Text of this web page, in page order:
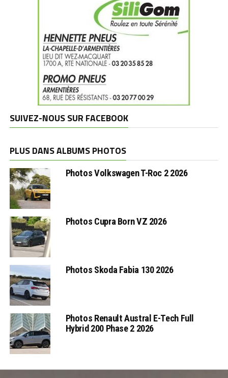
SUIVEZ-NOUS SUR FACEBOOK
PLUS DANS ALBUMS PHOTOS
Photos Volkswagen T-Roc 2 2026
Photos Cupra Born VZ 2026
Photos Skoda Fabia 130 2026
Photos Renault Austral E-Tech Full
Hybrid 200 Phase 2 2026